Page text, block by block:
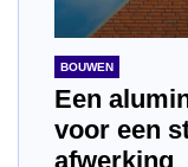
BOUWEN
Een
voor een
afwerking